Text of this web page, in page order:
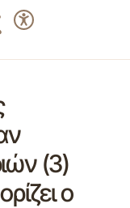
(3)
ο